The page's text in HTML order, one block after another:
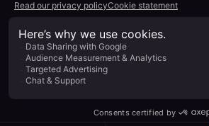
visualizzazione chiara e semplice di
prospect. Con noCRM puoi:
Personalizzare la pipeline
Evidenziare in rosso i contatti